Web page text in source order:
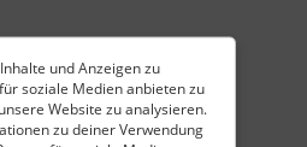
und Anzeigen zu
soziale Medien anbieten zu
Website zu analysieren.
zu deiner Verwendung
Knuffelberg
Böhmisches Erzgebirge